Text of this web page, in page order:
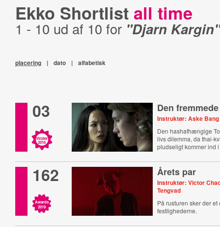
Ekko Shortlist all time
1 - 10 ud af 10 for "Djarn Kargin"
placering | dato | alfabetisk
03
Vinder
2016
Den fremmede
Instruktør: Aske Bang
Den hashafhængige
livs dilemma, da thai-
pludseligt kommer ind
162
Awards
2019
Årets par
Instruktør: Victor
Tengvad
På rusturen sker der
festlighederne.